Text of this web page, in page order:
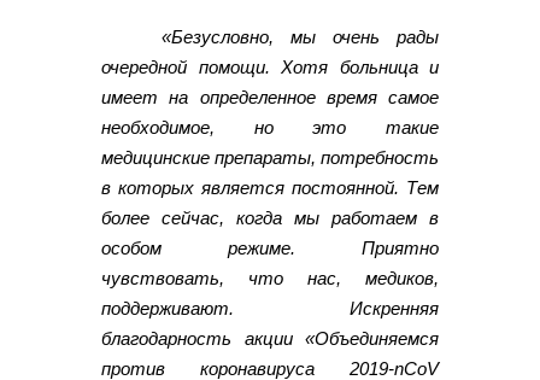
«Безусловно, мы очень рады
очередной помощи. Хотя больница и
имеет на определенное время самое
необходимое, но это такие
медицинские препараты, потребность
в которых является постоянной. Тем
более сейчас, когда мы работаем в
особом режиме. Приятно
чувствовать, что нас, медиков,
поддерживают. Искренняя
благодарность акции «Объединяемся
против коронавируса 2019-nCoV